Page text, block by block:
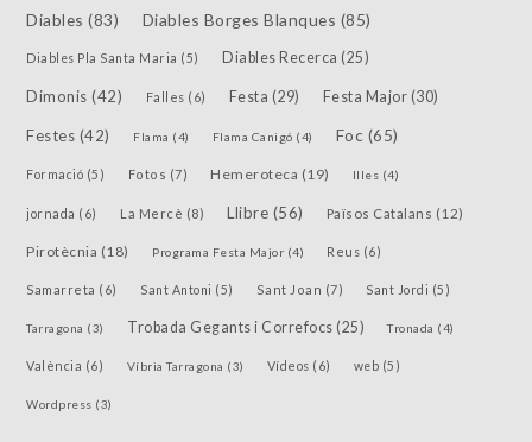
Diables (83) Diables Borges Blanques (85)
Diables Pla Santa Maria (5) Diables Recerca (25)
Dimonis (42) Falles (6) Festa (29) Festa Major (30)
Festes (42) Flama (4) Flama Canigó (4) Foc (65)
Formació (5) Fotos (7) Hemeroteca (19) Illes (4)
jornada (6) La Mercè (8) Llibre (56) Països Catalans (12)
Pirotècnia (18) Programa Festa Major (4) Reus (6)
Samarreta (6) Sant Antoni (5) Sant Joan (7) Sant Jordi (5)
Tarragona (3) Trobada Gegants i Correfocs (25) Tronada (4)
València (6) Víbria Tarragona (3) Vídeos (6) web (5)
Wordpress (3)